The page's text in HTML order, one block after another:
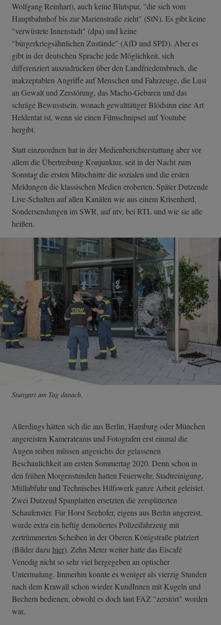
Wolfgang Reinhart), auch keine Blutspur, "die sich vom
Hauptbahnhof bis zur Marienstraße zieht" (StN). Es gibt keine
"verwüstete Innenstadt" (dpa) und keine
"bürgerkriegsähnlichen Zustände" (AfD und SPD). Aber es
gibt in der deutschen Sprache jede Möglichkeit, sich
differenziert auszudrücken über den Landfriedensbruch, die
inakzeptablen Angriffe auf Menschen und Fahrzeuge, die Lust
an Gewalt und Zerstörung, das Macho-Gebaren und das
schräge Bewusstsein, wonach gewalttätiger Blödsinn eine Art
Heldentat ist, wenn sie einen Filmschnipsel auf Youtube
hergibt.
Statt einzuordnen hat in der Medienberichterstattung aber vor
allem die Übertreibung Konjunktur, seit in der Nacht zum
Sonntag die ersten Mitschnitte die sozialen und die ersten
Meldungen die klassischen Medien eroberten. Später Dutzende
Live-Schalten auf allen Kanälen wie aus einem Krisenherd,
Sondersendungen im SWR, auf ntv, bei RTL und wie sie alle
heißen.
Stuttgart am Tag danach.
Allerdings hätten sich die aus Berlin, Hamburg oder München
angereisten Kamerateams und Fotografen erst einmal die
Augen reiben müssen angesichts der gelassenen
Beschaulichkeit am ersten Sommertag 2020. Denn schon in
den frühen Morgenstunden hatten Feuerwehr, Stadtreinigung,
Müllabfuhr und Technisches Hilfswerk ganze Arbeit geleistet.
Zwei Dutzend Spanplatten ersetzten die zersplitterten
Schaufenster. Für Horst Seehofer, eigens aus Berlin angereist,
wurde extra ein heftig demoliertes Polizeifahrzeug mit
zertrümmerten Scheiben in der Oberen Königstraße platziert
(Bilder dazu hier). Zehn Meter weiter hatte das Eiscafé
Venedig nicht so sehr viel hergegeben an optischer
Untermalung. Immerhin konnte es weniger als vierzig Stunden
nach dem Krawall schon wieder KundInnen mit Kugeln und
Bechern bedienen, obwohl es doch laut FAZ "zerstört" worden
war.